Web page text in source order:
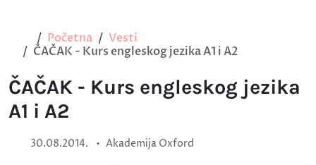
Početna
Vesti
ČAČAK - Kurs engleskog jezika A1 i A2
ČAČAK - Kurs engleskog jezika
A1 i A2
30.08.2014. • Akademija Oxford